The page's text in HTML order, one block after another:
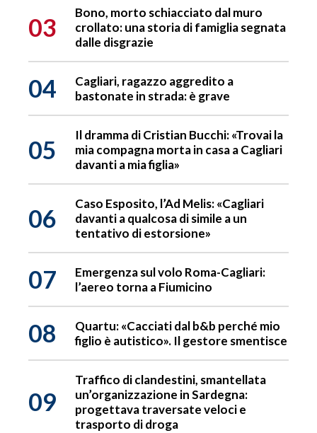
03
Bono, morto schiacciato dal muro
crollato: una storia di famiglia segnata
dalle disgrazie
04
Cagliari, ragazzo aggredito a
bastonate in strada: è grave
05
Il dramma di Cristian Bucchi: «Trovai la
mia compagna morta in casa a Cagliari
davanti a mia figlia»
06
Caso Esposito, l’Ad Melis: «Cagliari
davanti a qualcosa di simile a un
tentativo di estorsione»
07
Emergenza sul volo Roma-Cagliari:
l’aereo torna a Fiumicino
08
Quartu: «Cacciati dal b&b perché mio
figlio è autistico». Il gestore smentisce
09
Traffico di clandestini, smantellata
un’organizzazione in Sardegna:
progettava traversate veloci e
trasporto di droga